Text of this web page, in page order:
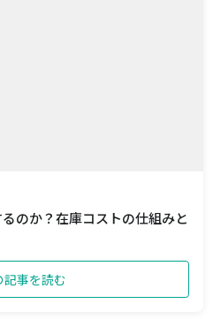
のか？在庫コストの仕組みと
記事を読む